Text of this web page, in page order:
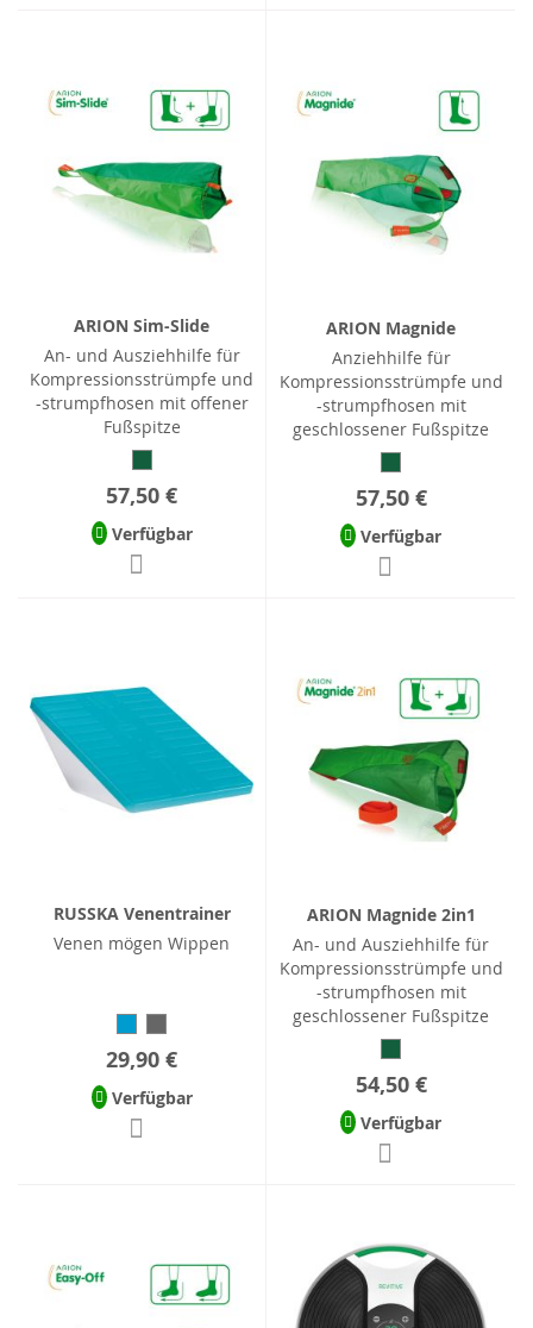
ARION Sim-Slide
An- und Ausziehhilfe für
Kompressionsstrümpfe und
-strumpfhosen mit offener
Fußspitze
57,50 €
Verfügbar
ARION Magnide
Anziehhilfe für
Kompressionsstrümpfe und
-strumpfhosen mit
geschlossener Fußspitze
57,50 €
Verfügbar
RUSSKA Venentrainer
Venen mögen Wippen
29,90 €
Verfügbar
ARION Magnide 2in1
An- und Ausziehhilfe für
Kompressionsstrümpfe und
-strumpfhosen mit
geschlossener Fußspitze
54,50 €
Verfügbar